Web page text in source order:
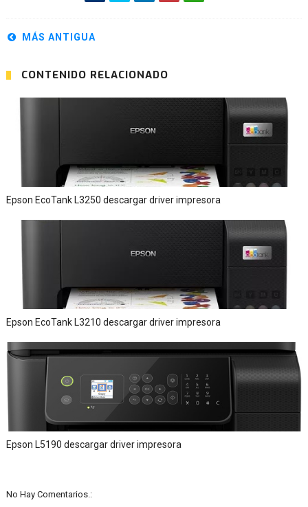
MÁS ANTIGUA
CONTENIDO RELACIONADO
Epson EcoTank L3250 descargar driver impresora
Epson EcoTank L3210 descargar driver impresora
Epson L5190 descargar driver impresora
No Hay Comentarios.: